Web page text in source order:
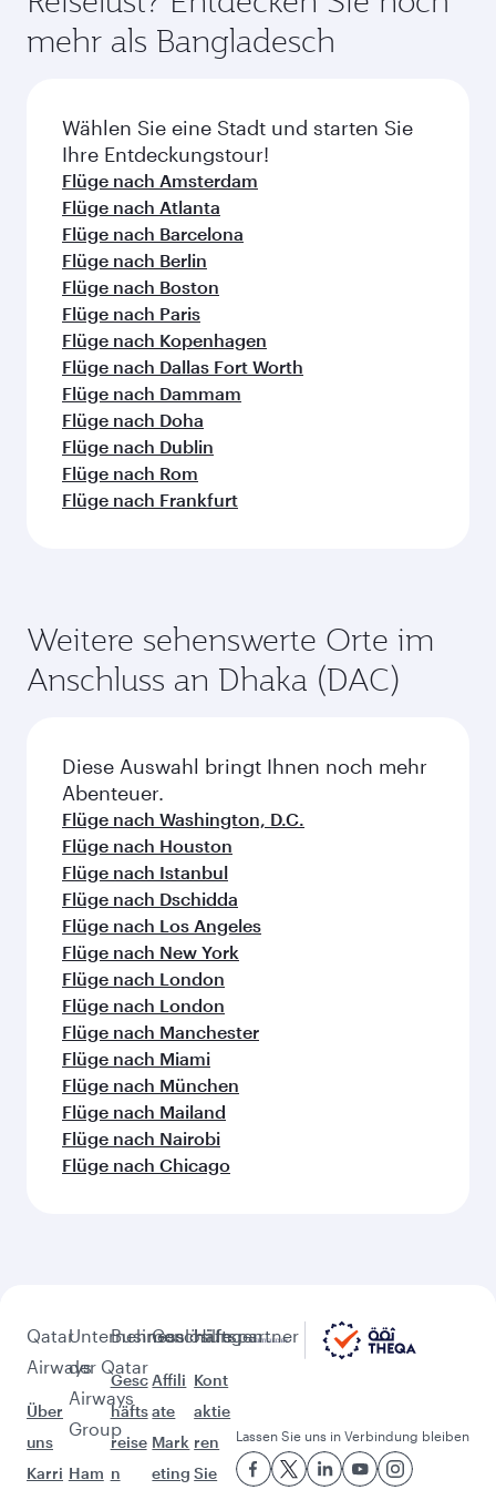
ausgewählten Flugzeugen) und der Economy
Class reisen. Auf von Partner-Airlines
durchgeführten Flügen können die verfügbaren
jeweiligen Einzelheiten zu den Flügen.
Flugpreise variieren je nach Nachfrage, Strecke
und Verfügbarkeit der Kabinenklasse.
mehr als Bangladesch
Wählen Sie eine Stadt und starten Sie
Ihre Entdeckungstour!
Flüge nach Amsterdam
Flüge nach Atlanta
Flüge nach Barcelona
Flüge nach Berlin
Flüge nach Boston
Flüge nach Paris
Flüge nach Kopenhagen
Flüge nach Dallas Fort Worth
Flüge nach Dammam
Flüge nach Doha
Flüge nach Dublin
Flüge nach Rom
Flüge nach Frankfurt
Weitere sehenswerte Orte im
Anschluss an Dhaka (DAC)
Diese Auswahl bringt Ihnen noch mehr
Abenteuer.
Flüge nach Washington, D.C.
Flüge nach Houston
Flüge nach Istanbul
Flüge nach Dschidda
Flüge nach Los Angeles
Flüge nach New York
Flüge nach London
Flüge nach London
Flüge nach Manchester
Flüge nach Miami
Flüge nach München
Flüge nach Mailand
Flüge nach Nairobi
Flüge nach Chicago
Qatar
Airways
Über
uns
Karri
Unternehmen
der Qatar
Airways
Group
Ham
Businesslösungen
Gesc
häfts
reise
n
Geschäftspartner
Affili
ate
Mark
eting
Hilfe
Kont
aktie
ren
Sie
Lassen Sie uns in Verbindung bleiben